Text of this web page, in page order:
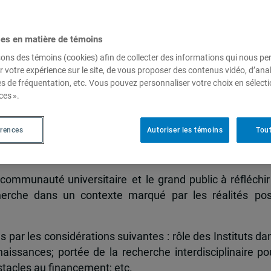
et de la création | Inscriptions en cours
interdisciplinarité : regards
universitaire et le grand public à
dans un contexte marqué par les réalités
par les considérations suivantes : rôle des Instituts
portée de la recherche interdisciplinaire
au financement; etc.
en matière de témoins
des témoins (cookies) afin de collecter des informations qui nous
votre expérience sur le site, de vous proposer des contenus vidéo,
de fréquentation, etc. Vous pouvez personnaliser votre choix en
».
Autoriser les témoins